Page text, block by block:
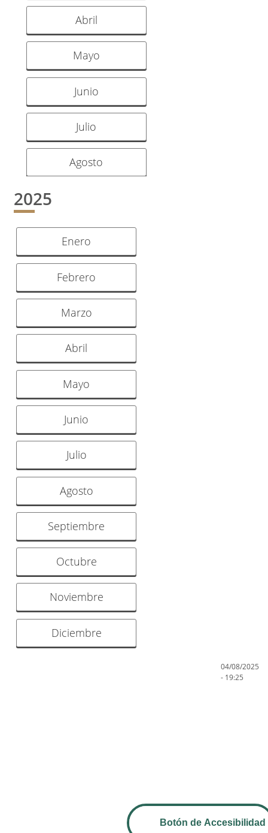
Abril
Mayo
Junio
Julio
Agosto
2025
Enero
Febrero
Marzo
Abril
Mayo
Junio
Julio
Agosto
Septiembre
Octubre
Noviembre
Diciembre
04/08/2025
- 19:25
Botón de Accesibilidad